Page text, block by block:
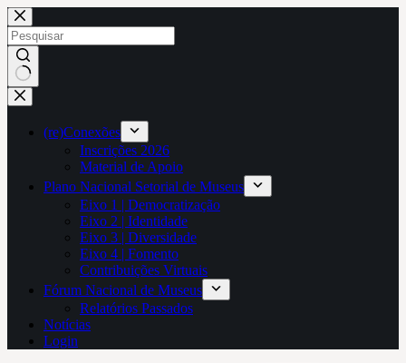
Pular
para
o
conteúdo
Sem
resultados
(re)Conexões
Inscrições 2026
Material de Apoio
Plano Nacional Setorial de Museus
Eixo 1 | Democratização
Eixo 2 | Identidade
Eixo 3 | Diversidade
Eixo 4 | Fomento
Contribuições Virtuais
Fórum Nacional de Museus
Relatórios Passados
Notícias
Login